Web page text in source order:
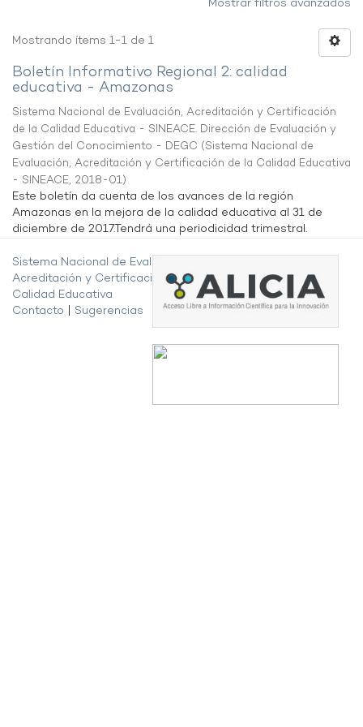
Mostrar filtros avanzados
Mostrando ítems 1-1 de 1
Boletín Informativo Regional 2: calidad
educativa - Amazonas
Sistema Nacional de Evaluación, Acreditación y Certificación
de la Calidad Educativa - SINEACE. Dirección de Evaluación y
Gestión del Conocimiento - DEGC (Sistema Nacional de
Evaluación, Acreditación y Certificación de la Calidad Educativa
- SINEACE, 2018-01)
Este boletín da cuenta de los avances de la región
Amazonas en la mejora de la calidad educativa al 31 de
diciembre de 2017.Tendrá una periodicidad trimestral.
Sistema Nacional de Evaluación,
Acreditación y Certificación de la
Calidad Educativa
Contacto
Sugerencias